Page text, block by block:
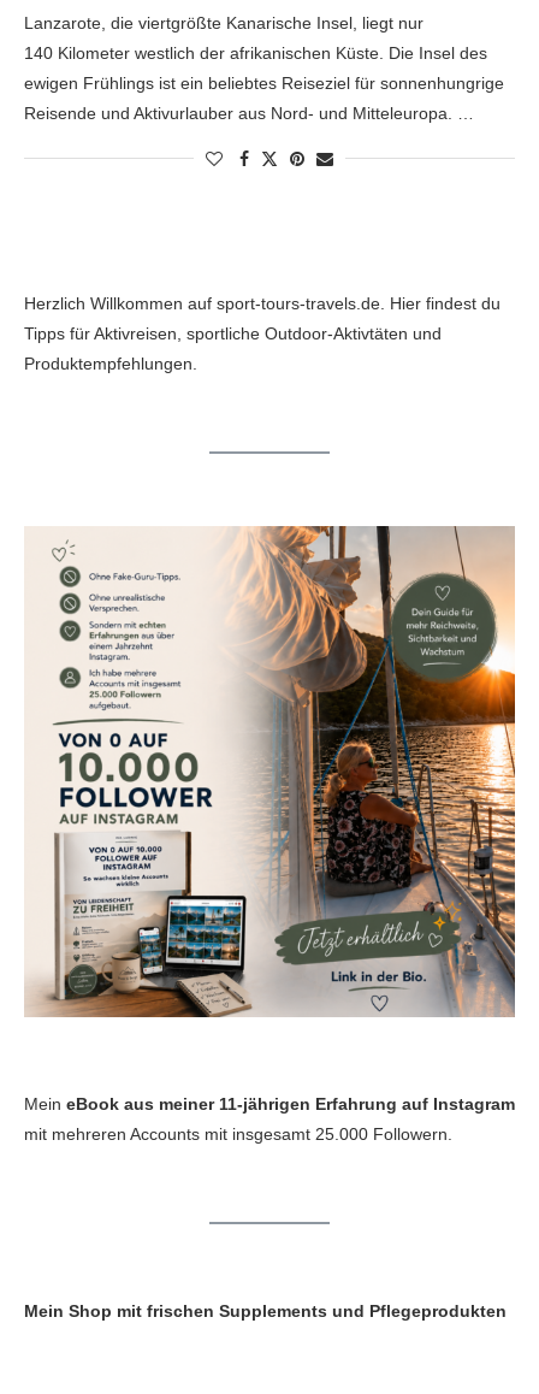
Lanzarote, die viertgrößte Kanarische Insel, liegt nur
140 Kilometer westlich der afrikanischen Küste. Die Insel des
ewigen Frühlings ist ein beliebtes Reiseziel für sonnenhungrige
Reisende und Aktivurlauber aus Nord- und Mitteleuropa. …
Herzlich Willkommen auf sport-tours-travels.de. Hier findest du
Tipps für Aktivreisen, sportliche Outdoor-Aktivtäten und
Produktempfehlungen.
Mein eBook aus meiner 11-jährigen Erfahrung auf Instagram
mit mehreren Accounts mit insgesamt 25.000 Followern.
Mein Shop mit frischen Supplements und Pflegeprodukten